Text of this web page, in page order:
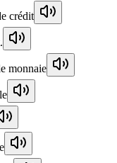
crédit
monnaie